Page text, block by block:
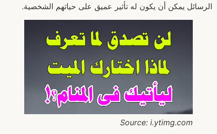
الرسائل يمكن أن يكون له تأثير عميق على حياتهم الشخصية.
Source: i.ytimg.com